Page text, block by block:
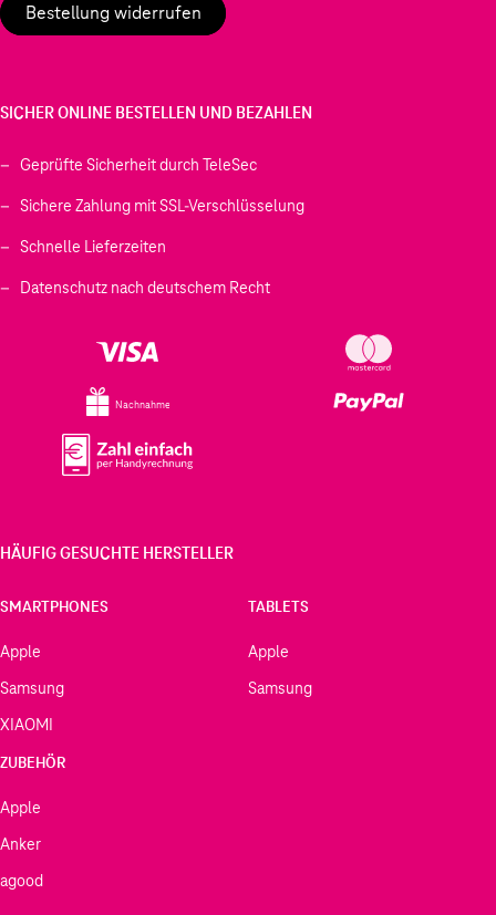
Bestellung widerrufen
SICHER ONLINE BESTELLEN UND BEZAHLEN
Geprüfte Sicherheit durch TeleSec
Sichere Zahlung mit SSL-Verschlüsselung
Schnelle Lieferzeiten
Datenschutz nach deutschem Recht
Nachnahme
HÄUFIG GESUCHTE HERSTELLER
SMARTPHONES
Apple
Samsung
XIAOMI
TABLETS
Apple
Samsung
ZUBEHÖR
Apple
Anker
agood